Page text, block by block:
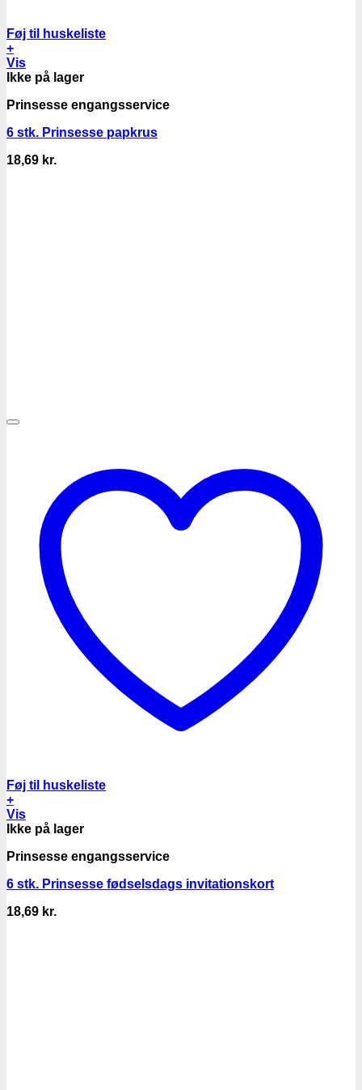
Føj til huskeliste
+
Vis
Ikke på lager
Prinsesse engangsservice
6 stk. Prinsesse papkrus
18,69 kr.
Føj til huskeliste
+
Vis
Ikke på lager
Prinsesse engangsservice
6 stk. Prinsesse fødselsdags invitationskort
18,69 kr.